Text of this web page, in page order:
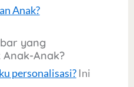
Anak?
yang
Anak?
personalisasi?Ini